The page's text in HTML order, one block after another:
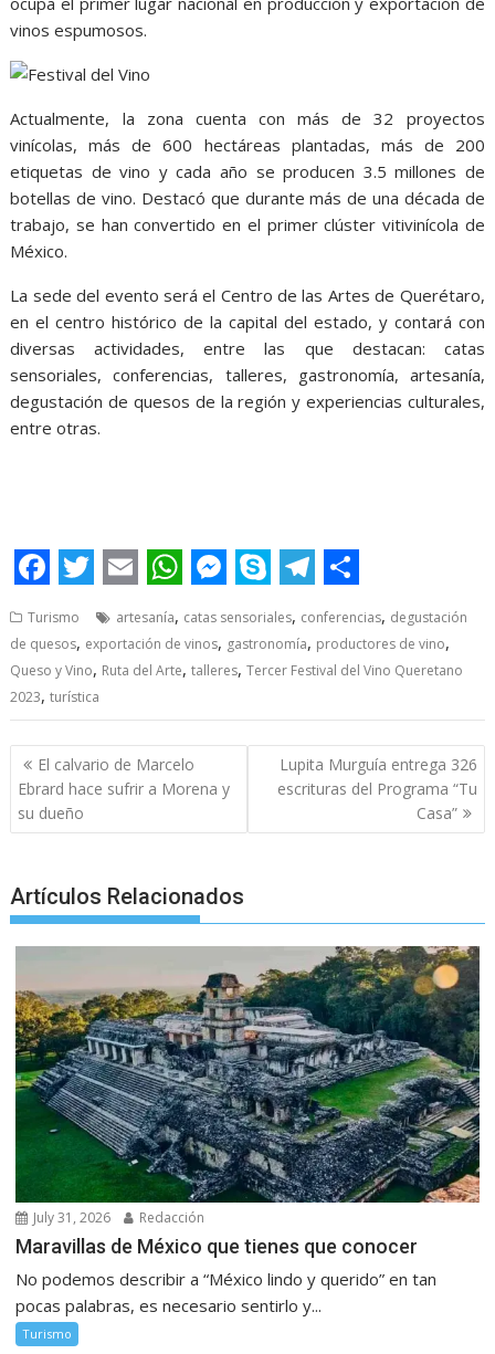
vinos espumosos.
Actualmente, la zona cuenta con más de 32 proyectos
vinícolas, más de 600 hectáreas plantadas, más de 200
etiquetas de vino y cada año se producen 3.5 millones de
botellas de vino. Destacó que durante más de una década de
trabajo, se han convertido en el primer clúster vitivinícola de
México.
La sede del evento será el Centro de las Artes de Querétaro,
en el centro histórico de la capital del estado, y contará con
diversas actividades, entre las que destacan: catas
sensoriales, conferencias, talleres, gastronomía, artesanía,
degustación de quesos de la región y experiencias culturales,
entre otras.
F
a
c
e
b
o
o
k
T
w
i
t
t
e
r
E
m
a
i
l
W
h
a
t
s
A
p
M
e
s
s
e
n
e
r
S
k
y
p
e
T
e
l
e
g
r
m
S
h
a
r
e
Turismo artesanía, catas sensoriales, conferencias, degustación
de quesos, exportación de vinos, gastronomía, productores de vino,
Queso y Vino, Ruta del Arte,talleres,Tercer Festival del Vino Queretano
2023,turística
Post
navigation
El calvario de Marcelo
Ebrard hace sufrir a Morena y
su dueño
Lupita Murguía entrega 326
escrituras del Programa “Tu
Casa”
Artículos Relacionados
July 31, 2026 Redacción
Maravillas de México que tienes que conocer
No podemos describir a “México lindo y querido” en tan
pocas palabras, es necesario sentirlo y...
Turismo